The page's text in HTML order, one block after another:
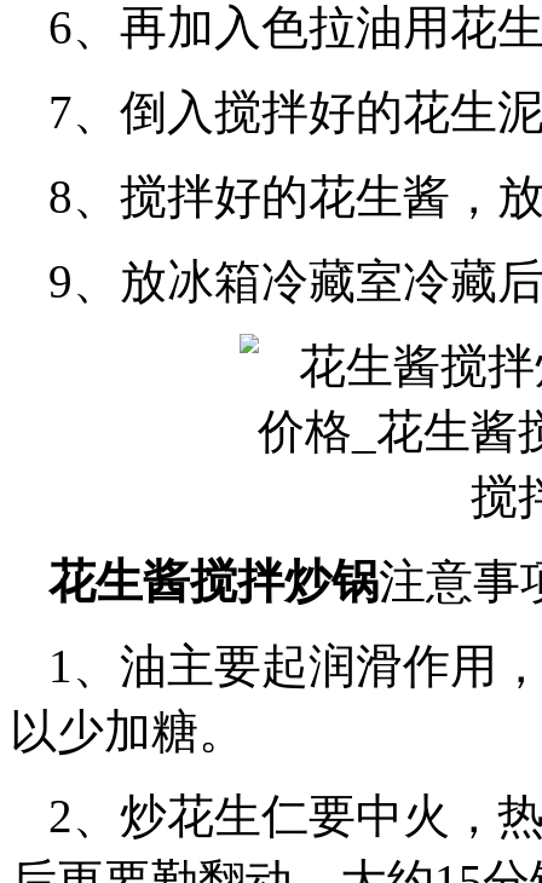
6、再加入色拉油用花
7、倒入搅拌好的花生
8、搅拌好的花生酱，
9、放冰箱冷藏室冷藏
花生酱搅拌炒锅注意事
1、油主要起润滑作用
以少加糖。
2、炒花生仁要中火，